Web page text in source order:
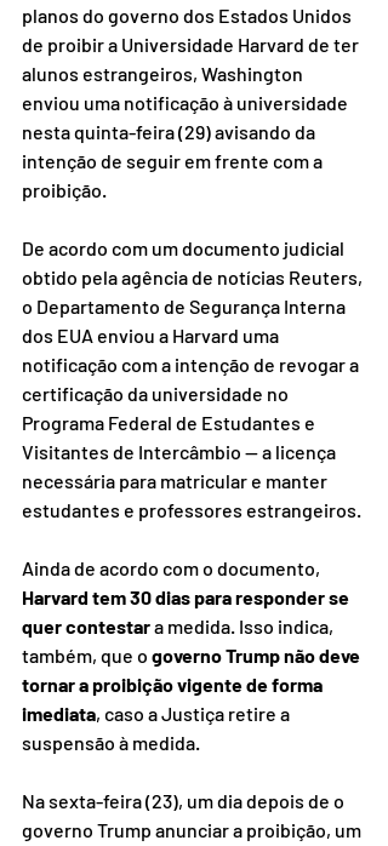
planos do governo dos Estados Unidos
de proibir a Universidade Harvard de ter
alunos estrangeiros, Washington
enviou uma notificação à universidade
nesta quinta-feira (29) avisando da
intenção de seguir em frente com a
proibição.
De acordo com um documento judicial
obtido pela agência de notícias Reuters,
o Departamento de Segurança Interna
dos EUA enviou a Harvard uma
notificação com a intenção de revogar a
certificação da universidade no
Programa Federal de Estudantes e
Visitantes de Intercâmbio — a licença
necessária para matricular e manter
estudantes e professores estrangeiros.
Ainda de acordo com o documento,
Harvard tem 30 dias para responder se
quer contestar a medida. Isso indica,
também, que o governo Trump não deve
tornar a proibição vigente de forma
imediata, caso a Justiça retire a
suspensão à medida.
Na sexta-feira (23), um dia depois de o
governo Trump anunciar a proibição, um